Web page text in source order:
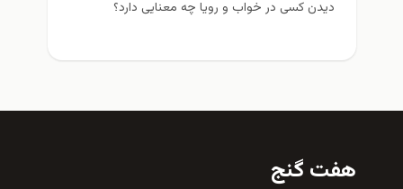
دیدن کسی در خواب و رویا چه معنایی دارد؟
هفت گنج